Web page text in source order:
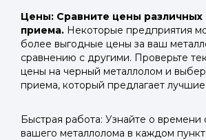
Цены: Сравните цены различных
приема. Некоторые предприятия
более выгодные цены за ваш
сравнению с другими. Проверьте
цены на черный металлолом и
приема, который предлагает
Быстрая работа: Узнайте о времени
вашего металлолома в каждом